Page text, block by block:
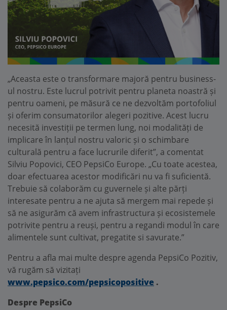
„Aceasta este o transformare majoră pentru business-
ul nostru. Este lucrul potrivit pentru planeta noastră și
pentru oameni, pe măsură ce ne dezvoltăm portofoliul
și oferim consumatorilor alegeri pozitive. Acest lucru
necesită investiții pe termen lung, noi modalități de
implicare în lanțul nostru valoric și o schimbare
culturală pentru a face lucrurile diferit”, a comentat
Silviu Popovici, CEO PepsiCo Europe. „Cu toate acestea,
doar efectuarea acestor modificări nu va fi suficientă.
Trebuie să colaborăm cu guvernele și alte părți
interesate pentru a ne ajuta să mergem mai repede și
să ne asigurăm că avem infrastructura și ecosistemele
potrivite pentru a reuși, pentru a regandi modul în care
alimentele sunt cultivat, pregatite si savurate.”
Pentru a afla mai multe despre agenda PepsiCo Pozitiv,
vă rugăm să vizitați
www.pepsico.com/pepsicopositive .
Despre PepsiCo